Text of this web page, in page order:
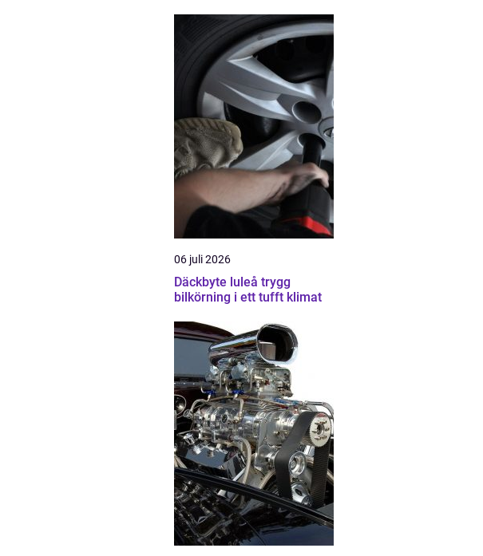
06 juli 2026
Däckbyte luleå trygg
bilkörning i ett tufft klimat